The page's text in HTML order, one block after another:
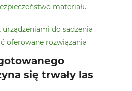
materiału
urządzeniami do sadzenia
oferowane rozwiązania
się trwały las